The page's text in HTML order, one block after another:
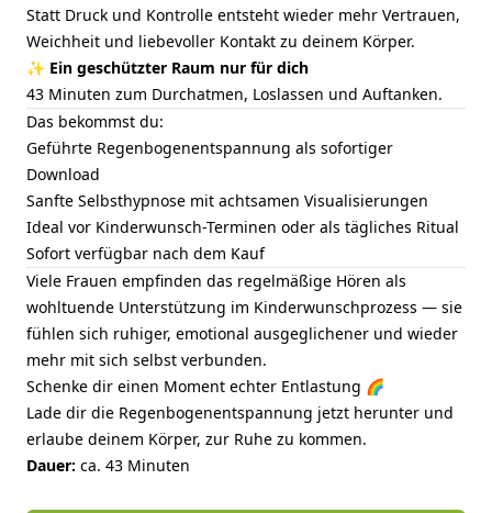
Statt Druck und Kontrolle entsteht wieder mehr Vertrauen,
Weichheit und liebevoller Kontakt zu deinem Körper.
✨ Ein geschützter Raum nur für dich
43 Minuten zum Durchatmen, Loslassen und Auftanken.
Das bekommst du:
Geführte Regenbogenentspannung als sofortiger
Download
Sanfte Selbsthypnose mit achtsamen Visualisierungen
Ideal vor Kinderwunsch-Terminen oder als tägliches Ritual
Sofort verfügbar nach dem Kauf
Viele Frauen empfinden das regelmäßige Hören als
wohltuende Unterstützung im Kinderwunschprozess — sie
fühlen sich ruhiger, emotional ausgeglichener und wieder
mehr mit sich selbst verbunden.
Schenke dir einen Moment echter Entlastung 🌈
Lade dir die Regenbogenentspannung jetzt herunter und
erlaube deinem Körper, zur Ruhe zu kommen.
Dauer: ca. 43 Minuten